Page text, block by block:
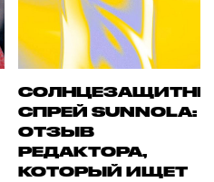
СПРЕЙ SUNNOLA:
ОТЗЫВ
РЕДАКТОРА,
КОТОРЫЙ ИЩЕТ